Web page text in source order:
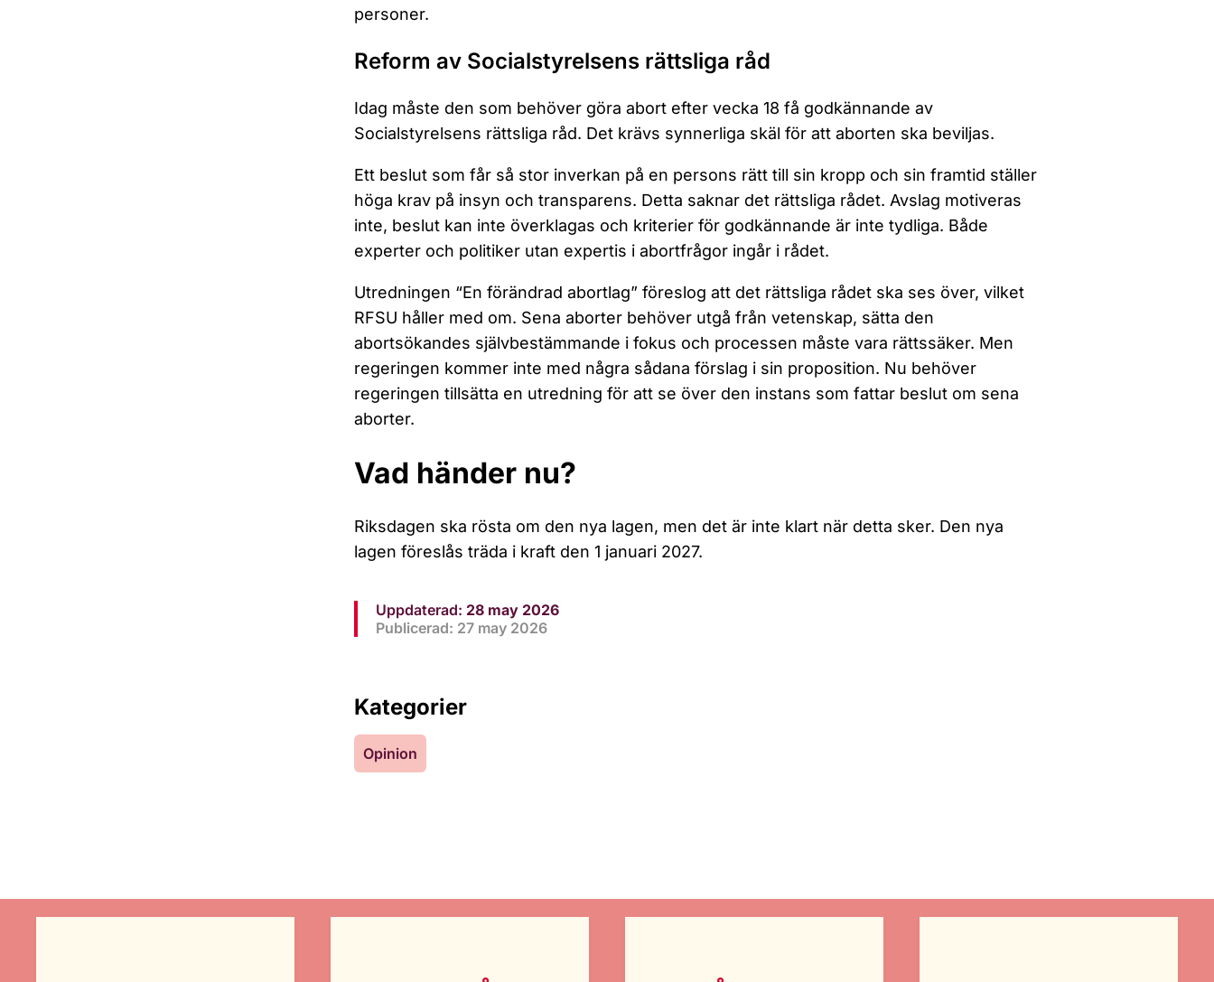
personer.
Reform av Socialstyrelsens rättsliga råd
Idag måste den som behöver göra abort efter vecka 18 få godkännande av
Socialstyrelsens rättsliga råd. Det krävs synnerliga skäl för att aborten ska beviljas.
Ett beslut som får så stor inverkan på en persons rätt till sin kropp och sin framtid ställer
höga krav på insyn och transparens. Detta saknar det rättsliga rådet. Avslag motiveras
inte, beslut kan inte överklagas och kriterier för godkännande är inte tydliga. Både
experter och politiker utan expertis i abortfrågor ingår i rådet.
Utredningen “En förändrad abortlag” föreslog att det rättsliga rådet ska ses över, vilket
RFSU håller med om. Sena aborter behöver utgå från vetenskap, sätta den
abortsökandes självbestämmande i fokus och processen måste vara rättssäker. Men
regeringen kommer inte med några sådana förslag i sin proposition. Nu behöver
regeringen tillsätta en utredning för att se över den instans som fattar beslut om sena
aborter.
Vad händer nu?
Riksdagen ska rösta om den nya lagen, men det är inte klart när detta sker. Den nya
lagen föreslås träda i kraft den 1 januari 2027.
Uppdaterad: 28 may 2026
Publicerad: 27 may 2026
Kategorier
Opinion